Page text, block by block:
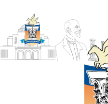
ΔΗΜΟΣ
ΚΟΡΙΝΘΙΩΝ